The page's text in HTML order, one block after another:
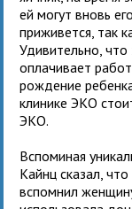
ей могут вновь
приживется, так
Удивительно,
оплачивает
рождение
клинике ЭКО
ЭКО.
Вспоминая
Кайнц сказал,
вспомнил